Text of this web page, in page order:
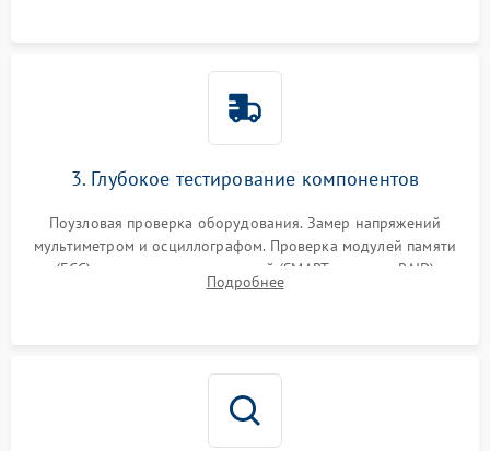
3. Глубокое тестирование компонентов
Поузловая проверка оборудования. Замер напряжений
мультиметром и осциллографом. Проверка модулей памяти
(ECC) и состояния накопителей (SMART, массивы RAID)
специализированными диагностическими утилитами.
Подробнее